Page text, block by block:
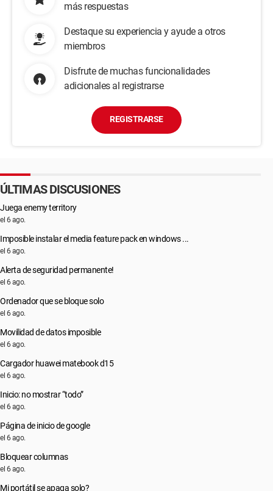
más respuestas
Destaque su experiencia y ayude a otros
miembros
Disfrute de muchas funcionalidades
adicionales al registrarse
REGISTRARSE
ÚLTIMAS DISCUSIONES
Juega enemy territory
el 6 ago.
Imposible instalar el media feature pack en windows ...
el 6 ago.
Alerta de seguridad permanente!
el 6 ago.
Ordenador que se bloque solo
el 6 ago.
Movilidad de datos imposible
el 6 ago.
Cargador huawei matebook d15
el 6 ago.
Inicio: no mostrar “todo”
el 6 ago.
Página de inicio de google
el 6 ago.
Bloquear columnas
el 6 ago.
Mi portátil se apaga solo?